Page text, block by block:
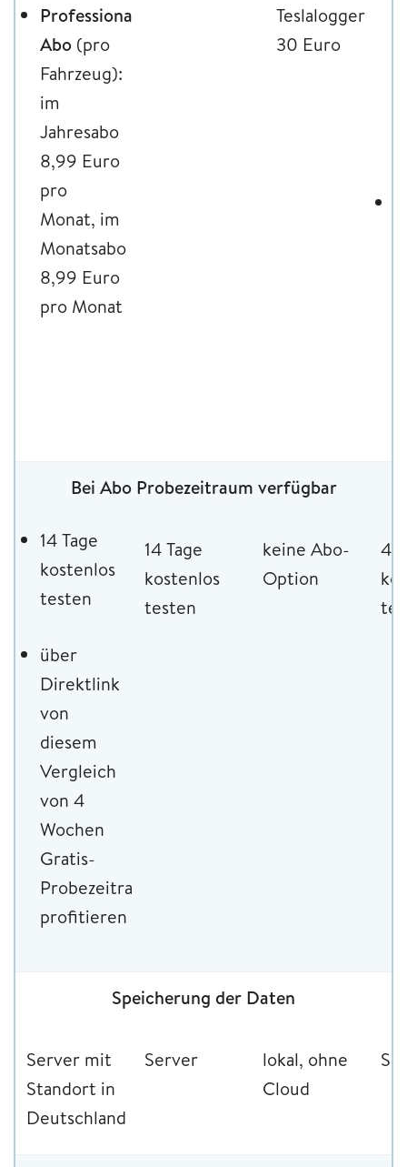
Professional-
Abo (pro
Fahrzeug):
im
Jahresabo
8,99 Euro
pro
Monat, im
Monatsabo
8,99 Euro
pro Monat
Teslalogger
30 Euro
Bei Abo Probezeitraum verfügbar
14 Tage
kostenlos
testen
über
Direktlink
von
diesem
Vergleich
von 4
Wochen
Gratis-
Probezeitraum
profitieren
14 Tage
kostenlos
testen
keine Abo-
Option
4
Speicherung der Daten
Server mit
Standort in
Deutschland
Server
lokal, ohne
Cloud